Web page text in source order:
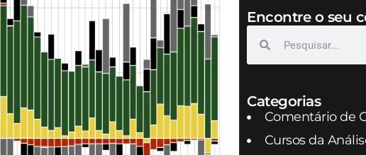
Encontre o seu
Categorias
Comentário de
Cursos da